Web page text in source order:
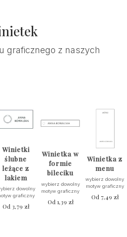
graficznego z naszych
Winietki
ślubne
leżące z
lakiem
dowolny
graficzny
Od 3,79 zł
Winietka w
formie
bileciku
wybierz dowolny
motyw graficzny
Od 1,39 zł
Winietka z
menu
wybierz dowolny
motyw graficzny
Od 7,49 zł